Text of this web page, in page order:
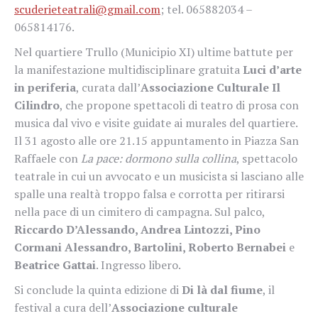
scuderieteatrali@gmail.com; tel. 065882034 –
065814176.
Nel quartiere Trullo (Municipio XI) ultime battute per
la manifestazione multidisciplinare gratuitaLuci d’arte
in periferia, curata dall’Associazione Culturale Il
Cilindro, che propone spettacoli di teatro di prosa con
musica dal vivo e visite guidate ai murales del quartiere.
Il 31 agosto alle ore 21.15 appuntamento in Piazza San
Raffaele conLa pace: dormono sulla collina, spettacolo
teatrale in cui un avvocato e un musicista si lasciano alle
spalle una realtà troppo falsa e corrotta per ritirarsi
nella pace di un cimitero di campagna. Sul palco,
Riccardo D’Alessando, Andrea Lintozzi, Pino
Cormani Alessandro, Bartolini, Roberto Bernabei e
Beatrice Gattai. Ingresso libero.
Si conclude la quinta edizione diDi là dal fiume, il
festival a cura dell’Associazione culturale